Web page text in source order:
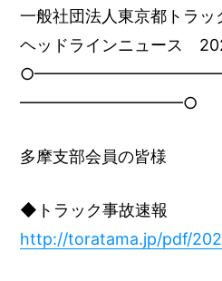
一般社団法人東京都トラ
ヘッドラインニュース
━━━━━━━━━━○
多摩支部会員の皆様
◆トラック事故速報
http://toratama.jp/pdf/